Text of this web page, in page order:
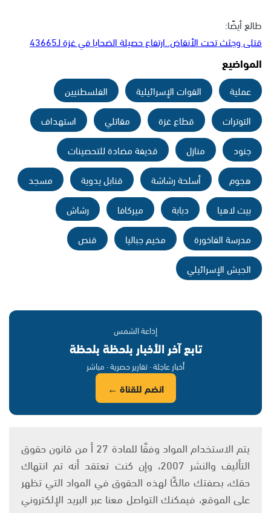
طالع أيضًا:
قتلى وجثث تحت الأنقاض..ارتفاع حصيلة الضحايا في غزة لـ43665
المواضيع
عملية القوات الإسرائيلية
الفلسطنيين
التوترات
قطاع غزة مقاتلي
استهداف
جنود
منازل
قذيفة مضادة للتحصينات
هجوم
أسلحة رشاشة قنابل يدوية
مسجد
بيت لاهيا
دبابة ميركافا
رشاش
مدرسة الفاخورة
مخيم جباليا
قنص
الجيش الإسرائيلي
إذاعة الشمس
تابع آخر الأخبار بلحظة بلحظة
أخبار عاجلة · تقارير حصرية · مباشر
انضم للقناة ←
يتم الاستخدام المواد وفقًا للمادة 27 أ من قانون حقوق
التأليف والنشر 2007، وإن كنت تعتقد أنه تم انتهاك
حقك، بصفتك مالكًا لهذه الحقوق في المواد التي تظهر
على الموقع، فيمكنك التواصل معنا عبر البريد الإلكتروني